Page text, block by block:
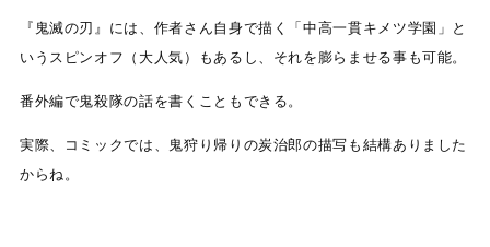
『鬼滅の刃』には、作者さん自身で描く「中高一貫キメツ学園」と
いうスピンオフ（大人気）もあるし、それを膨らませる事も可能。
番外編で鬼殺隊の話を書くこともできる。
実際、コミックでは、鬼狩り帰りの炭治郎の描写も結構ありました
からね。